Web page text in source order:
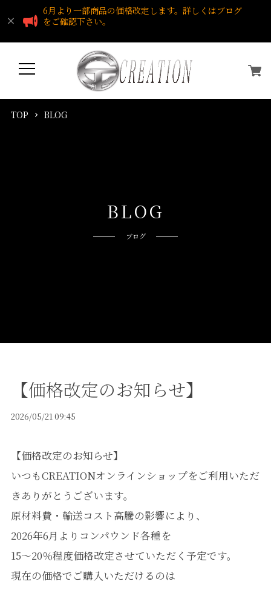
6月より一部商品の価格改定します。詳しくはブログ
をご確認下さい。
BLOG
ブログ
TOP BLOG
【価格改定のお知らせ】
2026/05/21 09:45
【価格改定のお知らせ】
いつもCREATIONオンラインショップをご利用いただ
きありがとうございます。
原材料費・輸送コスト高騰の影響により、
2026年6月よりコンパウンド各種を
15〜20％程度価格改定させていただく予定です。
現在の価格でご購入いただけるのは